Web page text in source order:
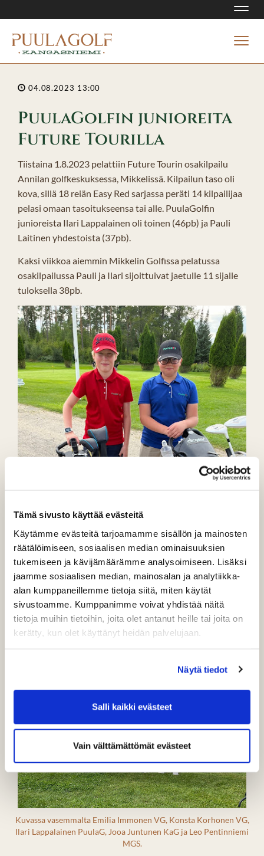
Tämä sivusto käyttää evästeitä
Käytämme evästeitä tarjoamamme sisällön ja mainosten
räätälöimiseen, sosiaalisen median ominaisuuksien
tukemiseen ja kävijämäärämme analysoimiseen. Lisäksi
jaamme sosiaalisen median, mainosalan ja analytiikka-
alan kumppaneillemme tietoja siitä, miten käytät
sivustoamme. Kumppanimme voivat yhdistää näitä
tietoja muihin tietoihin, joita olet antanut heille tai joita on
kerätty, kun olet käyttänyt heidän palvelujaan.
Näytä tiedot
Salli kaikki evästeet
Vain välttämättömät evästeet
04.08.2023 13:00
PuulaGolfin junioreita
Future Tourilla
Tiistaina 1.8.2023 pelattiin Future Tourin osakilpailu
Annilan golfkeskuksessa, Mikkelissä. Kilpailun taso oli
kova, sillä 18 reiän Easy Red sarjassa peräti 14 kilpailijaa
pelasi omaan tasoitukseensa tai alle. PuulaGolfin
junioreista Ilari Lappalainen oli toinen (46pb) ja Pauli
Laitinen yhdestoista (37pb).
Kaksi viikkoa aiemmin Mikkelin Golfissa pelatussa
osakilpailussa Pauli ja Ilari sijoittuivat jaetulle 11 sijalle
tuloksella 38pb.
Ilari Lappalainen ja Pauli Laitinen
Kuvassa vasemmalta Emilia Immonen VG, Konsta Korhonen VG,
Ilari Lappalainen PuulaG, Jooa Juntunen KaG ja Leo Pentinniemi
MGS.